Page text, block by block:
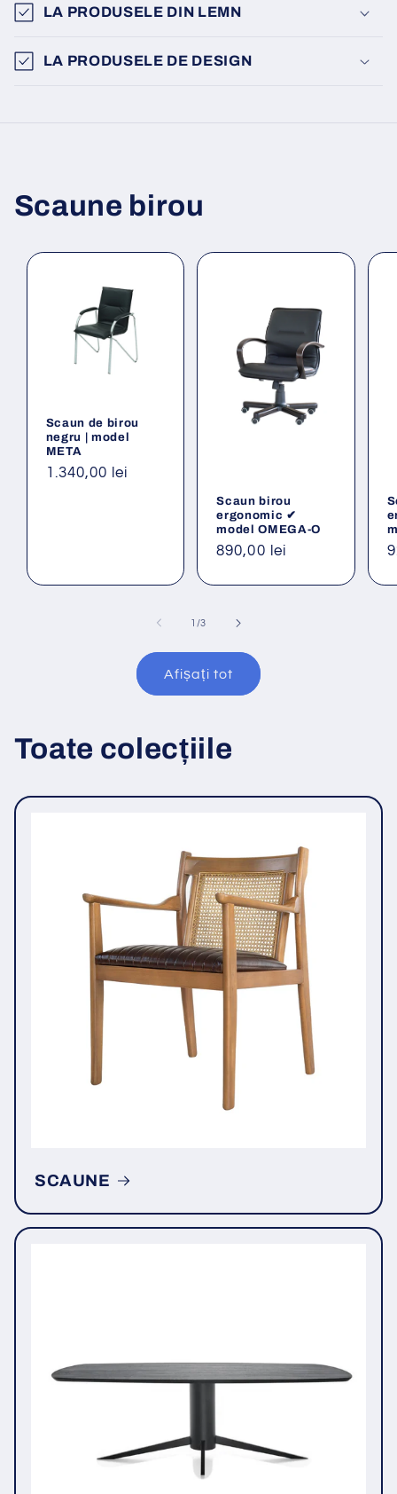
LA PRODUSELE DIN LEMN
LA PRODUSELE DE DESIGN
Scaune birou
Scaun de birou
negru | model
META
Preț
1.340,00 lei
Scaun birou
ergonomic ✔
model OMEGA-O
Preț
890,00 lei
1 /din
3
Afișați tot
Toate colecțiile
SCAUNE